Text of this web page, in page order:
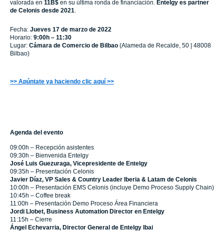
valorada en 11B$ en su última ronda de financiación. Entelgy es partner
de Celonis desde 2021.
Fecha: Jueves 17 de marzo de 2022
Horario: 9:00h – 11:30
Lugar: Cámara de Comercio de Bilbao (Alameda de Recalde, 50 | 48008
Bilbao)
>> Apúntate ya haciendo clic aquí >>
Agenda del evento
09:00h – Recepción asistentes
09:30h – Bienvenida Entelgy
José Luis Guezuraga, Vicepresidente de Entelgy
09:35h – Presentación Celonis
Javier Díaz, VP Sales & Country Leader Iberia & Latam de Celonis
10:00h – Presentación EMS Celonis (incluye Demo Proceso Supply Chain)
10:45h – Coffee break
11:00h – Presentación Demo Proceso Área Financiera
Jordi Llobet, Business Automation Director en Entelgy
11:15h – Cierre
Ángel Echevarria, Director General de Entelgy Ibai